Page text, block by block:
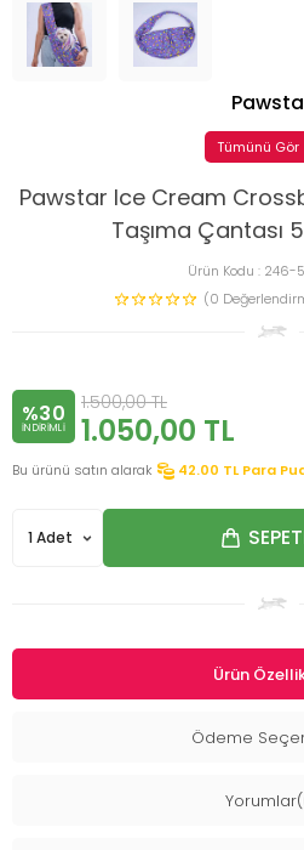
Pawstar Ice Cream
Taşıma Çantası
Ürün Kodu : 246-
(0
Tümünü Gör
%30
INDIRIMLI
1.500,00TL
1.050,00 TL
Bu ürünü satın alarak 42.00 TL Para
Ürün
Ödeme